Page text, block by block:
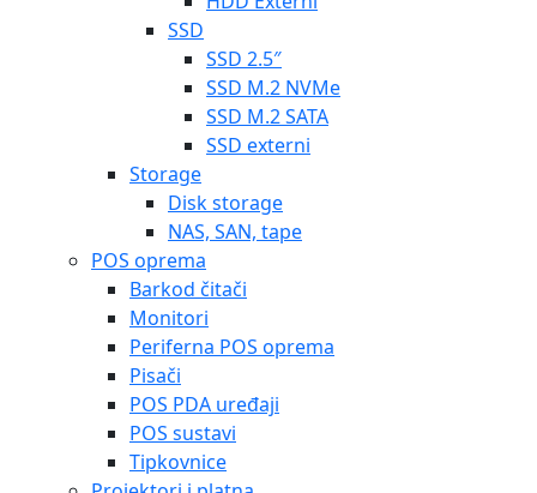
SSD
SSD 2.5″
SSD M.2 NVMe
SSD M.2 SATA
SSD externi
Storage
Disk storage
NAS, SAN, tape
POS oprema
Barkod čitači
Monitori
Periferna POS oprema
Pisači
POS PDA uređaji
POS sustavi
Tipkovnice